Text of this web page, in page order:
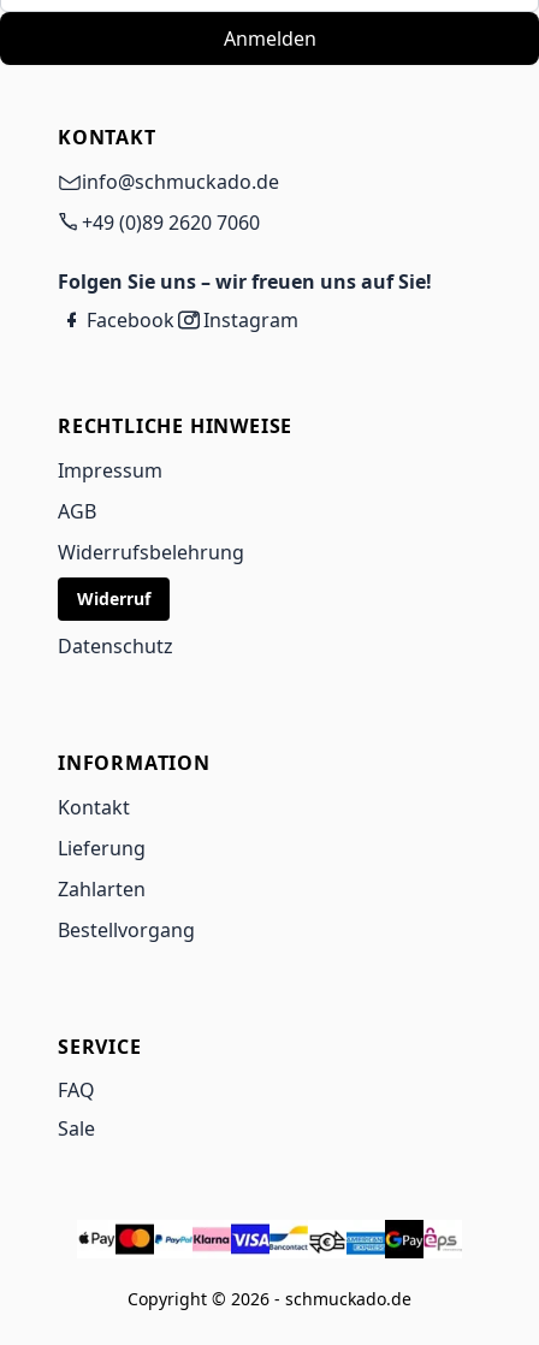
Anmelden
KONTAKT
info@schmuckado.de
+49 (0)89 2620 7060
Folgen Sie uns – wir freuen uns auf Sie!
Facebook
Instagram
RECHTLICHE HINWEISE
Impressum
AGB
Widerrufsbelehrung
Widerruf
Datenschutz
INFORMATION
Kontakt
Lieferung
Zahlarten
Bestellvorgang
SERVICE
FAQ
Sale
Copyright © 2026 - schmuckado.de